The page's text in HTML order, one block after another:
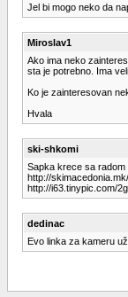
Jel bi mogo neko da
Miroslav1
Ako ima neko
sta je potrebno. Ima
Ko je zainteresovan
Hvala
ski-shkomi
Sapka krece sa
http://
http://i63.tinypic.com/
dedinac
Evo linka za kameru